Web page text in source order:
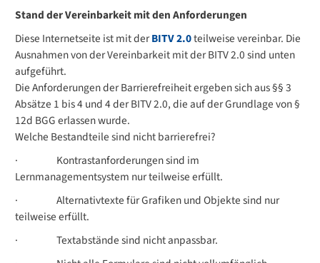
Stand der Vereinbarkeit mit den Anforderungen
Diese Internetseite ist mit derBITV 2.0teilweise vereinbar. Die
Ausnahmen von der Vereinbarkeit mit der BITV 2.0 sind unten
aufgeführt.
Die Anforderungen der Barrierefreiheit ergeben sich aus §§ 3
Absätze 1 bis 4 und 4 der BITV 2.0, die auf der Grundlage von §
12d BGG erlassen wurde.
Welche Bestandteilesind nicht barrierefrei?
·
Kontrastanforderungen sind im
Lernmanagementsystem nur teilweise erfüllt.
·
Alternativtexte für Grafiken und Objekte sind nur
teilweise erfüllt.
·
Textabstände sind nicht anpassbar.